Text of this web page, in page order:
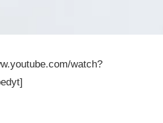
watch?